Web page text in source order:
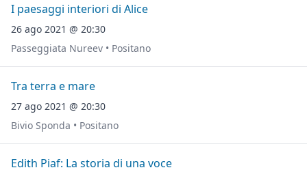
I paesaggi interiori di Alice
26 ago 2021 @ 20:30
Passeggiata Nureev • Positano
Tra terra e mare
27 ago 2021 @ 20:30
Bivio Sponda • Positano
Edith Piaf: La storia di una voce